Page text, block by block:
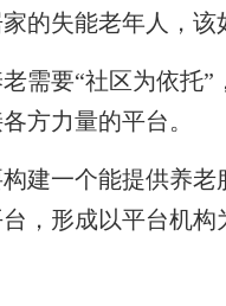
的失能老年人，该
需要“社区为依托
方力量的平台。
一个能提供养老
，形成以平台机